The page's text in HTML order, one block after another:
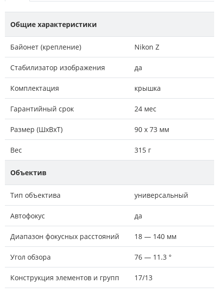
Общие характеристики
Байонет (крепление) Nikon Z
Стабилизатор изображения да
Комплектация крышка
Гарантийный срок 24 мес
Размер (ШxВxТ) 90 x 73 мм
Вес 315 г
Объектив
Тип объектива универсальный
Автофокус да
Диапазон фокусных расстояний 18 — 140 мм
Угол обзора 76 — 11.3 °
Конструкция элементов и групп 17/13